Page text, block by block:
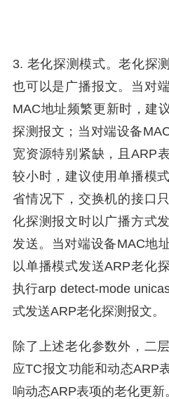
3. 老化探测模式。老化探
也可以是广播报文。当对
MAC地址频繁更新时，建
探测报文；当对端设备
宽资源特别紧缺，且ARP
较小时，建议使用单播模
省情况下，交换机的接口
化探测报文时以广播方式
发送。当对端设备MAC地
以单播模式发送ARP老化
执行arp detect-mode
式发送ARP老化探测报文。
除了上述老化参数外，二
应TC报文功能和动态ARP
响动态ARP表项的老化更